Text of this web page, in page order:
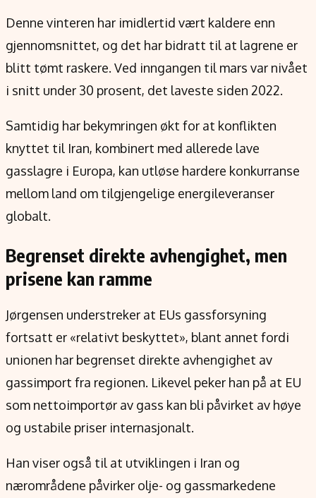
Denne vinteren har imidlertid vært kaldere enn
gjennomsnittet, og det har bidratt til at lagrene er
blitt tømt raskere. Ved inngangen til mars var nivået
i snitt under 30 prosent, det laveste siden 2022.
Samtidig har bekymringen økt for at konflikten
knyttet til Iran, kombinert med allerede lave
gasslagre i Europa, kan utløse hardere konkurranse
mellom land om tilgjengelige energileveranser
globalt.
Begrenset direkte avhengighet, men
prisene kan ramme
Jørgensen understreker at EUs gassforsyning
fortsatt er «relativt beskyttet», blant annet fordi
unionen har begrenset direkte avhengighet av
gassimport fra regionen. Likevel peker han på at EU
som nettoimportør av gass kan bli påvirket av høye
og ustabile priser internasjonalt.
Han viser også til at utviklingen i Iran og
nærområdene påvirker olje- og gassmarkedene